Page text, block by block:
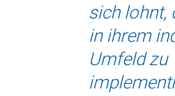
sich lohnt,
in ihrem
Umfeld zu